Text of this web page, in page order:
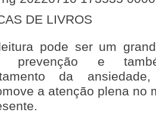
DE LIVROS
pode ser um
prevenção e
da
a atenção plena no